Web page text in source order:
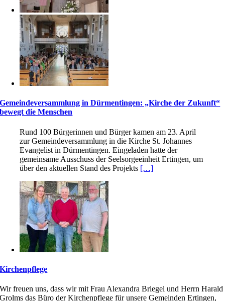
Gemeindeversammlung in Dürmentingen: „Kirche der Zukunft“
bewegt die Menschen
Rund 100 Bürgerinnen und Bürger kamen am 23. April
zur Gemeindeversammlung in die Kirche St. Johannes
Evangelist in Dürmentingen. Eingeladen hatte der
gemeinsame Ausschuss der Seelsorgeeinheit Ertingen, um
über den aktuellen Stand des Projekts […]
Kirchenpflege
Wir freuen uns, dass wir mit Frau Alexandra Briegel und Herrn Harald
Grolms das Büro der Kirchenpflege für unsere Gemeinden Ertingen,